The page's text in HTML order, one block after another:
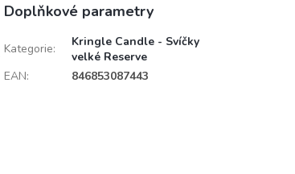
Doplňkové parametry
Kategorie:
Kringle Candle - Svíčky
velké Reserve
EAN: 846853087443